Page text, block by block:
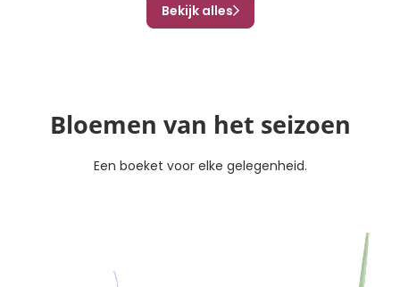
Bekijk alles
Bloemen van het seizoen
Een boeket voor elke gelegenheid.